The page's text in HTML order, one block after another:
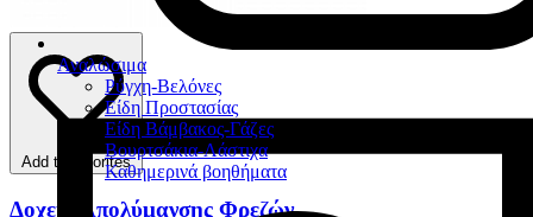
Αναλώσιμα
Ρύγχη-Βελόνες
Είδη Προστασίας
Είδη Βάμβακος-Γάζες
Βουρτσάκια-Λάστιχα
Καθημερινά βοηθήματα
Add to favorites
Δοχείο Απολύμανσης Φρεζών